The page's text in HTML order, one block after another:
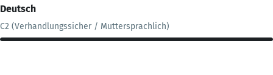
Deutsch
C2 (Verhandlungssicher / Muttersprachlich)